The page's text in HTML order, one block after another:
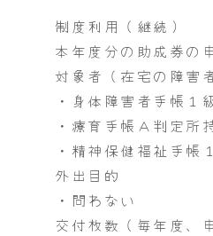
制度利用（継続）
本年度分の助成券の
対象者（在宅の障害
・身体障害者手帳１
・療育手帳Ａ判定所
・精神保健福祉手帳
外出目的
・問わない
交付枚数（毎年度、